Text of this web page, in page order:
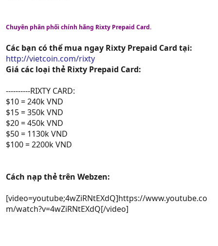
Chuyên phân phối chính hãng Rixty Prepaid Card.
Các bạn có thể mua ngay Rixty Prepaid Card tại:
http://vietcoin.com/rixty
Giá các loại thẻ Rixty Prepaid Card:
----------RIXTY CARD:
$10 = 240k VND
$15 = 350k VND
$20 = 450k VND
$50 = 1130k VND
$100 = 2200k VND
Cách nạp thẻ trên Webzen:
[video=youtube;4wZiRNtEXdQ]https://www.youtube.co
m/watch?v=4wZiRNtEXdQ[/video]